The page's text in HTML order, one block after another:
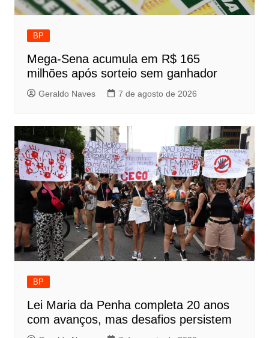
BP
Mega-Sena acumula em R$ 165
milhões após sorteio sem ganhador
Geraldo Naves 7 de agosto de 2026
BP
Lei Maria da Penha completa 20 anos
com avanços, mas desafios persistem